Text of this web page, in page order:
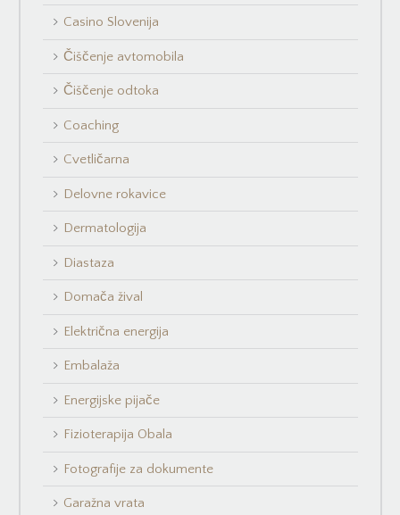
Casino Slovenija
Čiščenje avtomobila
Čiščenje odtoka
Coaching
Cvetličarna
Delovne rokavice
Dermatologija
Diastaza
Domača žival
Električna energija
Embalaža
Energijske pijače
Fizioterapija Obala
Fotografije za dokumente
Garažna vrata